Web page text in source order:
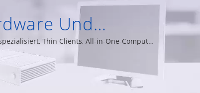
Und
IT Mit Den Thin
Cypert
Thin Clients, All-in-One-Computer,